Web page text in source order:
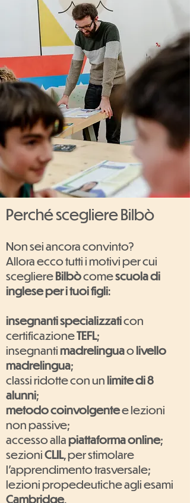
Perché scegliere Bilbò
Non sei ancora convinto?
Allora ecco tutti i motivi per cui
scegliereBilbòcomescuola di
inglese per i tuoi figli:
insegnanti specializzaticon
certificazioneTEFL;
insegnantimadrelinguaolivello
madrelingua;
classi ridotte con un limite di 8
alunni;
metodo coinvolgentee lezioni
non passive;
accesso allapiattaforma online;
sezioniCLIL, per stimolare
l'apprendimento trasversale;
lezioni propedeutiche agli esami
Cambridge.